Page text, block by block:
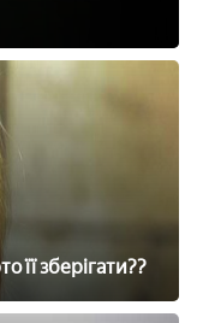
її зберігати??